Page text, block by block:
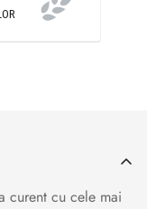
curent cu cele mai